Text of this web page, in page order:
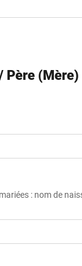
Père (Mère)
: nom de